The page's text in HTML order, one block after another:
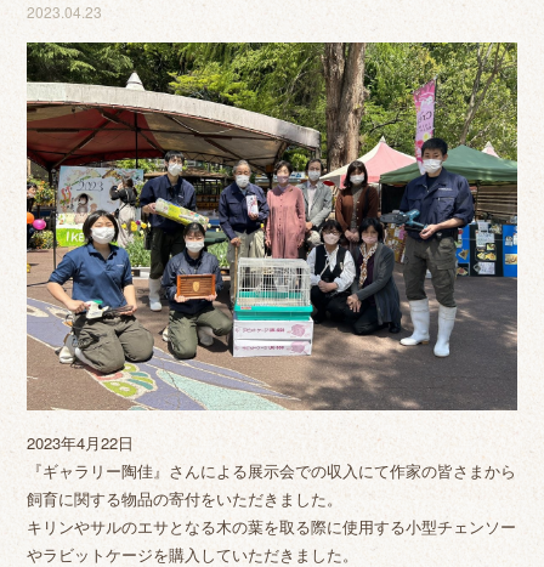
2023.04.23
2023年4月22日
『ギャラリー陶佳』さんによる展示会での収入にて作家の皆さまから
飼育に関する物品の寄付をいただきました。
キリンやサルのエサとなる木の葉を取る際に使用する小型チェンソー
やラビットケージを購入していただきました。